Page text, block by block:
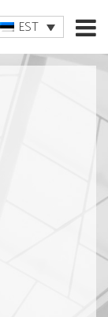
EST